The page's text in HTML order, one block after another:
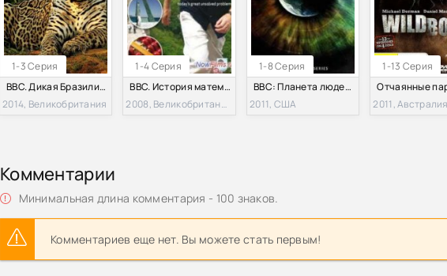
1-3 Серия
BBC. Дикая Бразилия (2014)
2014, Великобритания
1-4 Серия
BBC. История математики (2008)
2008, Великобритания
1-8 Серия
BBC: Планета людей (2011)
2011, США
1-13 Серия
2011, Австралия
Комментарии
Минимальная длина комментария - 100 знаков.
Комментариев еще нет. Вы можете стать первым!